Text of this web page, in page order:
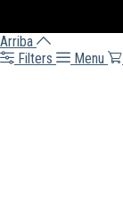
Arriba
Filters
Menu